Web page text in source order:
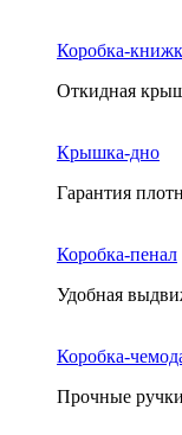
Коробка-
Откидная
Крышка-дно
Гарантия
Коробка-пенал
Удобная
Коробка-
Прочные